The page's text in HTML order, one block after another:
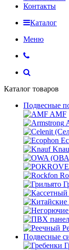
Контакты
Каталог
Меню
Каталог товаров
Подвесные
AMF
Подвесные